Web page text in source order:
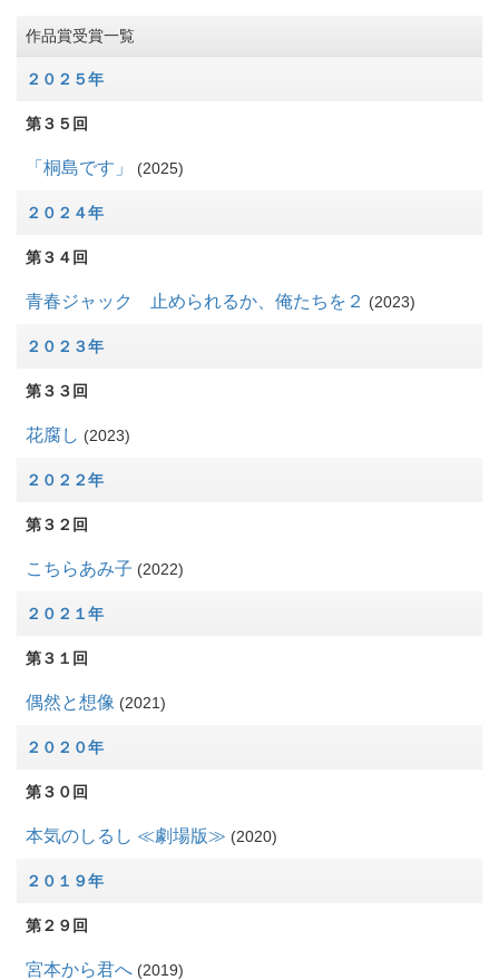
作品賞受賞一覧
２０２５年
第３５回
「桐島です」 2025
２０２４年
第３４回
青春ジャック 止められるか、俺たちを２ 2023
２０２３年
第３３回
花腐し 2023
２０２２年
第３２回
こちらあみ子 2022
２０２１年
第３１回
偶然と想像 2021
２０２０年
第３０回
本気のしるし ≪劇場版≫ 2020
２０１９年
第２９回
宮本から君へ 2019